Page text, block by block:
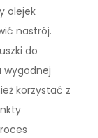
olejek
nastrój.
do
wygodnej
korzystać z